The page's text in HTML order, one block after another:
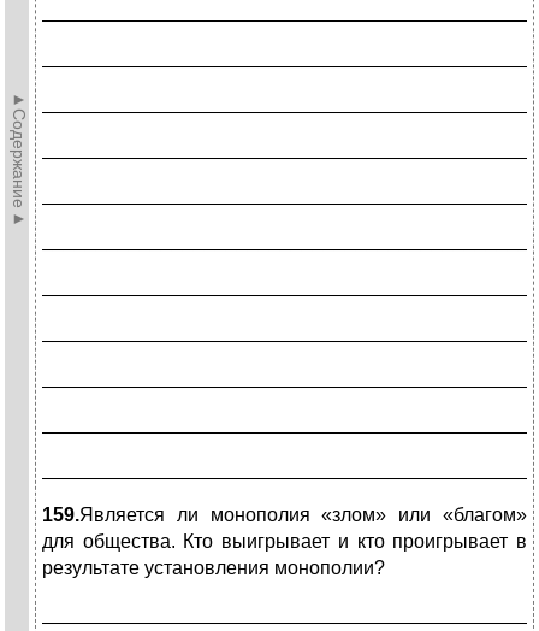
►Содержание►
159.Является ли монополия «злом» или «благом»
для общества. Кто выигрывает и кто проигрывает в
результате установления монополии?